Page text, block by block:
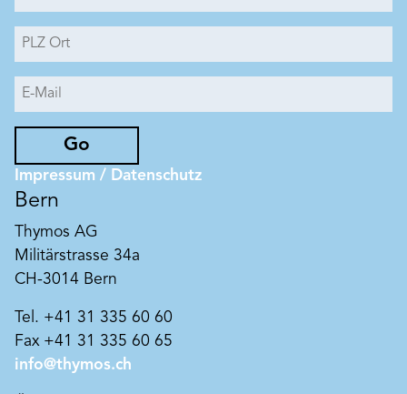
Geeignet für Innenräume mit Langzeitnutzung
wie Schlafräume oder Arbeitsräume.
Art. Nr. BK210
Beeckosil fein
Basis von reinem Wasserglas für höchste
Verkieselungsaktivität. Extrem
beständig.
Produkt merken
Go
Impressum / Datenschutz
Bern
Thymos AG
Militärstrasse 34a
CH-3014 Bern
Tel. +41 31 335 60 60
Fax +41 31 335 60 65
info@thymos.ch